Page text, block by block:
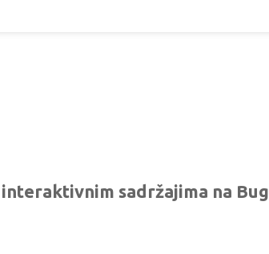
sadržajima na